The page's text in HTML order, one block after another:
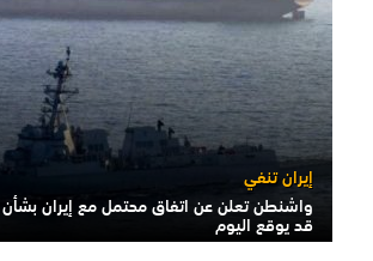
إيران تنفي
واشنطن تعلن عن اتفاق محتمل مع إيران
قد يوقع اليوم